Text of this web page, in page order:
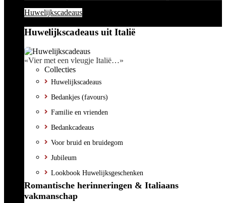
Huwelijkscadeaus
Huwelijkscadeaus uit Italië
«Vier met een vleugje Italië…»
Collecties
Huwelijkscadeaus
Bedankjes (favours)
Familie en vrienden
Bedankcadeaus
Voor bruid en bruidegom
Jubileum
Lookbook Huwelijksgeschenken
Romantische herinneringen & Italiaans
vakmanschap